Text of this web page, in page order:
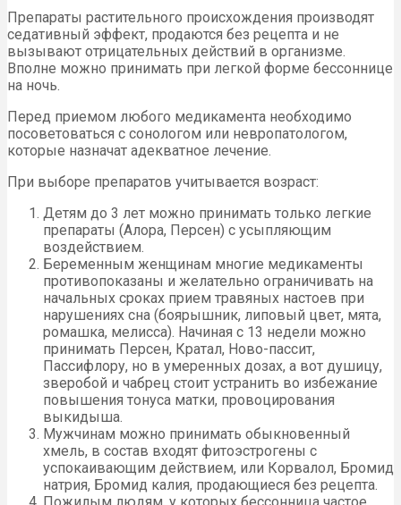
Препараты растительного происхождения производят
седативный эффект, продаются без рецепта и не
вызывают отрицательных действий в организме.
Вполне можно принимать при легкой форме бессоннице
на ночь.
Перед приемом любого медикамента необходимо
посоветоваться с сонологом или невропатологом,
которые назначат адекватное лечение.
При выборе препаратов учитывается возраст:
Детям до 3 лет можно принимать только легкие
препараты (Алора, Персен) с усыпляющим
воздействием.
Беременным женщинам многие медикаменты
противопоказаны и желательно ограничивать на
начальных сроках прием травяных настоев при
нарушениях сна (боярышник, липовый цвет, мята,
ромашка, мелисса). Начиная с 13 недели можно
принимать Персен, Кратал, Ново-пассит,
Пассифлору, но в умеренных дозах, а вот душицу,
зверобой и чабрец стоит устранить во избежание
повышения тонуса матки, провоцирования
выкидыша.
Мужчинам можно принимать обыкновенный
хмель, в состав входят фитоэстрогены с
успокаивающим действием, или Корвалол, Бромид
натрия, Бромид калия, продающиеся без рецепта.